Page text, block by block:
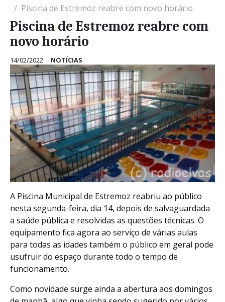
Piscina de Estremoz reabre com novo horário
Piscina de Estremoz reabre com
novo horário
14/02/2022 NOTÍCIAS
A Piscina Municipal de Estremoz reabriu ao público
nesta segunda-feira, dia 14, depois de salvaguardada
a saúde pública e resolvidas as questões técnicas. O
equipamento fica agora ao serviço de várias aulas
para todas as idades também o público em geral pode
usufruir do espaço durante todo o tempo de
funcionamento.
Como novidade surge ainda a abertura aos domingos